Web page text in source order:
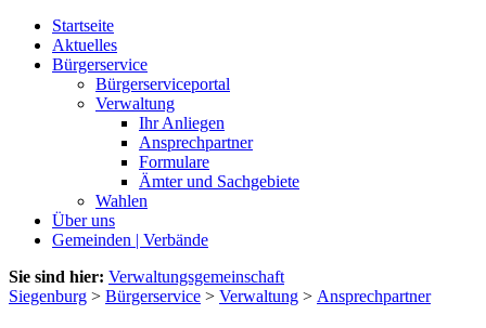
Startseite
Aktuelles
Bürgerservice
Bürgerserviceportal
Verwaltung
Ihr Anliegen
Ansprechpartner
Formulare
Ämter und Sachgebiete
Wahlen
Über uns
Gemeinden | Verbände
Sie sind hier: Verwaltungsgemeinschaft
Siegenburg > Bürgerservice > Verwaltung > Ansprechpartner